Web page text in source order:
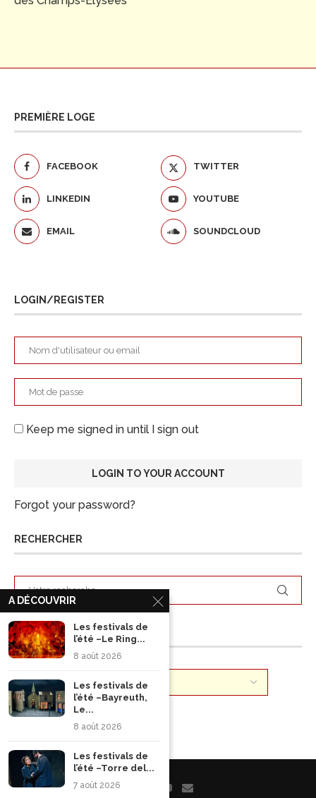
PREMIÈRE LOGE
FACEBOOK TWITTER
LINKEDIN YOUTUBE
EMAIL SOUNDCLOUD
LOGIN/REGISTER
Keep me signed in until I sign out
Forgot your password?
RECHERCHER
ARCHIVES
A DÉCOUVRIR
Les festivals de
l’été –Le Ring...
8 août 2026
Les festivals de
l’été –Bayreuth,
Le...
8 août 2026
Les festivals de
l’été –Torre del...
7 août 2026